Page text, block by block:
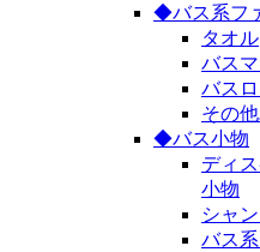
◆バス系フ
タオル
バスマ
バス
その
◆バス小物
ディ
小物
シャ
バス